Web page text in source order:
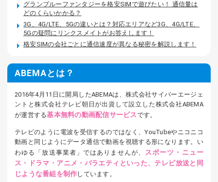
グランブルーファンタジーを格安SIMで遊びたい！ 通信量は
どのくらいかかる？
3G、4G/LTE、5Gの違いとは？対応エリアなど3G、4G/LTE、
5Gの疑問にリンクスメイトがお答えします！
格安SIMの会社ごとに通信速度が異なる秘密を解説します！
ABEMAとは？
2016年4月11日に開局したABEMAは、株式会社サイバーエージェ
ントと株式会社テレビ朝日が出資して設立した株式会社ABEMA
が運営する基本無料の動画配信サービスです。
テレビのように電波を受信するのではなく、YouTubeやニコニコ
動画と同じようにデータ通信で動画を視聴する形になります。い
わゆる「放送事業者」ではありませんが、 スポーツ・ニュー
ス・ドラマ・アニメ・バラエティといった、テレビ放送と同
じような番組を制作しています。